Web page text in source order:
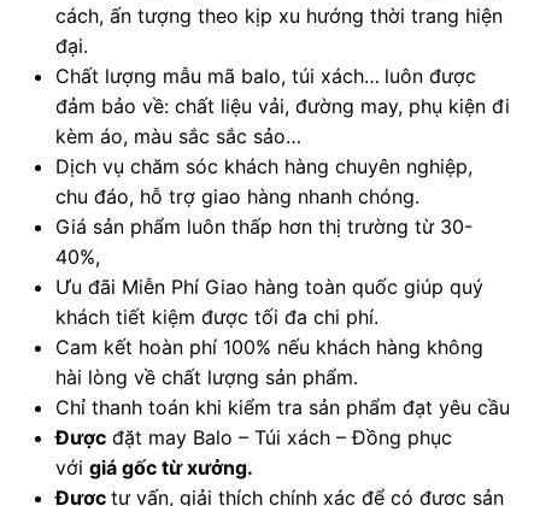
cách, ấn tượng theo kịp xu hướng thời trang hiện
đại.
Chất lượng mẫu mã balo, túi xách… luôn được
đảm bảo về: chất liệu vải, đường may, phụ kiện đi
kèm áo, màu sắc sắc sảo…
Dịch vụ chăm sóc khách hàng chuyên nghiệp,
chu đáo, hỗ trợ giao hàng nhanh chóng.
Giá sản phẩm luôn thấp hơn thị trường từ 30-
40%,
Ưu đãi Miễn Phí Giao hàng toàn quốc giúp quý
khách tiết kiệm được tối đa chi phí.
Cam kết hoàn phí 100% nếu khách hàng không
hài lòng về chất lượng sản phẩm.
Chỉ thanh toán khi kiểm tra sản phẩm đạt yêu cầu
Đượcđặt may Balo – Túi xách – Đồng phục
với giá gốc từ xưởng.
Được tư vấn, giải thích chính xác để có được sản